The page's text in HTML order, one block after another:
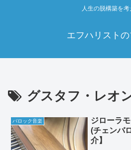
人生の脱構築を考
エフハリスト
グスタフ・レオ
バロック音楽
ジローラ
(チェンバ
介】